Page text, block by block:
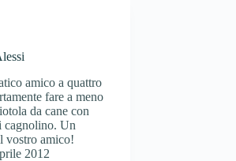
amico a quattro
fare a meno
da cane con
cagnolino. Un
vostro amico!
2012